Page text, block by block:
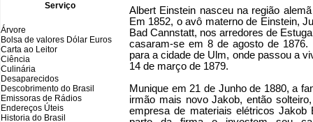
Serviço
Árvore
Bolsa de valores Dólar Euros
Carta ao Leitor
Ciência
Culinária
Desaparecidos
Descobrimento do Brasil
Emissoras de Rádios
Endereços Úteis
Historia do Brasil
Albert Einstein nasceu na região
Em 1852, o avô materno de Einstein,
Bad Cannstatt, nos arredores de
casaram-se em 8 de agosto de
para a cidade de Ulm, onde passou a
14 de março de 1879.
Munique em 21 de Junho de 1880, a
irmão mais novo Jakob, então
empresa de materiais elétricos